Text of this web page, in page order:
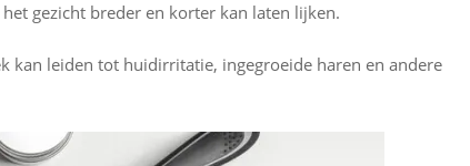
gezicht breder en korter kan laten lijken.
kan leiden tot huidirritatie, ingegroeide haren en andere